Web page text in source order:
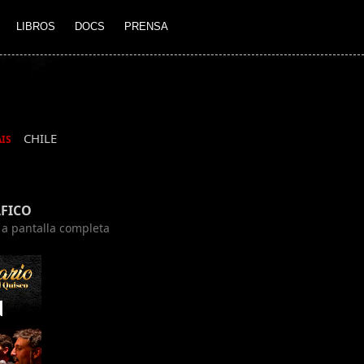
LIBROS DOCS PRENSA
CHILE
pantalla completa